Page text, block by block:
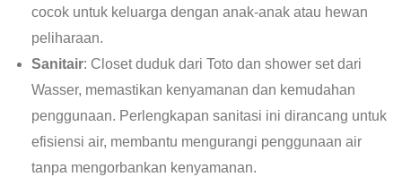
cocok untuk keluarga dengan anak-anak atau hewan
peliharaan.
Sanitair: Closet duduk dari Toto dan shower set dari
Wasser, memastikan kenyamanan dan kemudahan
penggunaan. Perlengkapan sanitasi ini dirancang untuk
efisiensi air, membantu mengurangi penggunaan air
tanpa mengorbankan kenyamanan.